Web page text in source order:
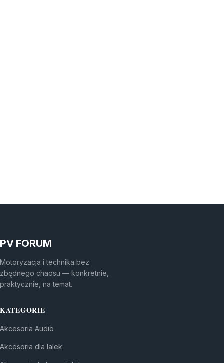
PV FORUM
Motoryzacja i technika bez
zbędnego chaosu — konkretnie,
praktycznie, na temat.
KATEGORIE
Akcesoria Audio
Akcesoria dla lalek